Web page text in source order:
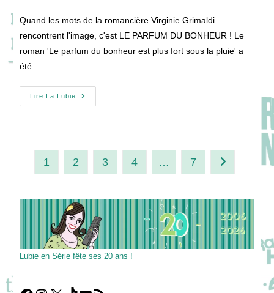
publication :
Quand les mots de la romancière Virginie Grimaldi
rencontrent l'image, c'est LE PARFUM DU BONHEUR ! Le
roman 'Le parfum du bonheur est plus fort sous la pluie' a
été…
Lire La Lubie
[VIDEO]
LE
Caroline
Anglade
Et
Xavier
Plein
Déchirement
Du
Cœur
!
1 2 3 4 … 7 Aller à la
Lubie en Série fête ses 20 ans !